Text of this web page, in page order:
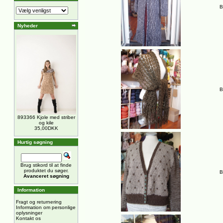
Nyheder
893366 Kjole med striber
og kile
35,00DKK
Hurtig søgning
Brug stikord til at finde
produktet du søger.
Avanceret søgning
Information
Fragt og returnering
Information om personlige
oplysninger
Kontakt os